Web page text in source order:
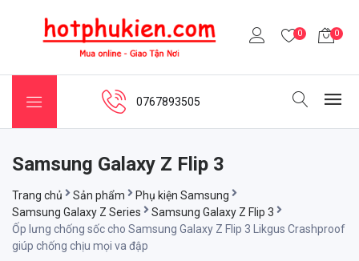
0 0
0767893505
Samsung Galaxy Z Flip 3
Trang chủ Sản phẩm
Phụ kiện Samsung
Samsung Galaxy Z Series
Samsung Galaxy Z Flip 3
Ốp lưng chống sốc cho Samsung Galaxy Z Flip 3 Likgus Crashproof
giúp chống chịu mọi va đập